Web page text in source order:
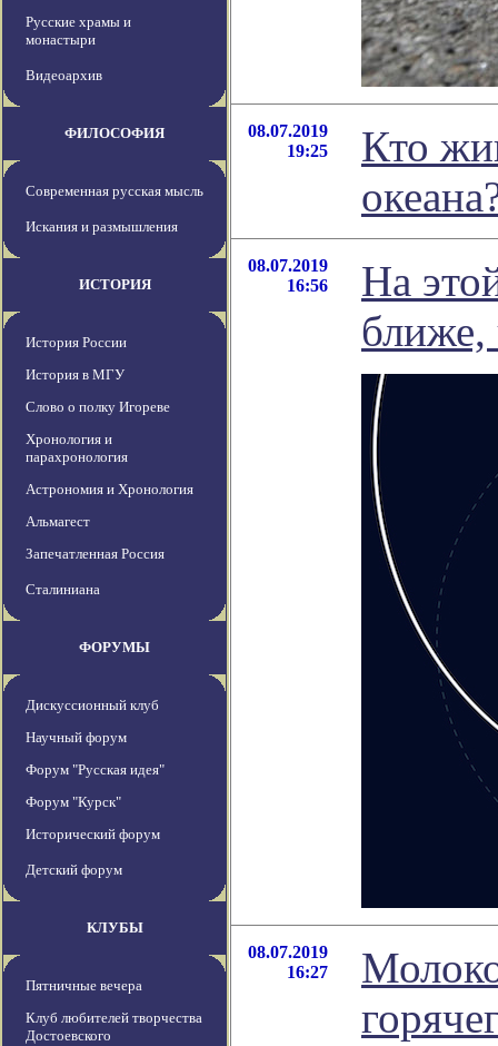
Русские храмы и
монастыри
Видеоархив
ФИЛОСОФИЯ
Современная русская мысль
Искания и размышления
ИСТОРИЯ
История России
История в МГУ
Слово о полку Игореве
Хронология и
парахронология
Астрономия и Хронология
Альмагест
Запечатленная Россия
Сталиниана
ФОРУМЫ
Дискуссионный клуб
Научный форум
Форум "Русская идея"
Форум "Курск"
Исторический форум
Детский форум
КЛУБЫ
Пятничные вечера
Клуб любителей творчества
Достоевского
08.07.2019
19:25
Кто
08.07.2019
16:56
На
08.07.2019
16:27